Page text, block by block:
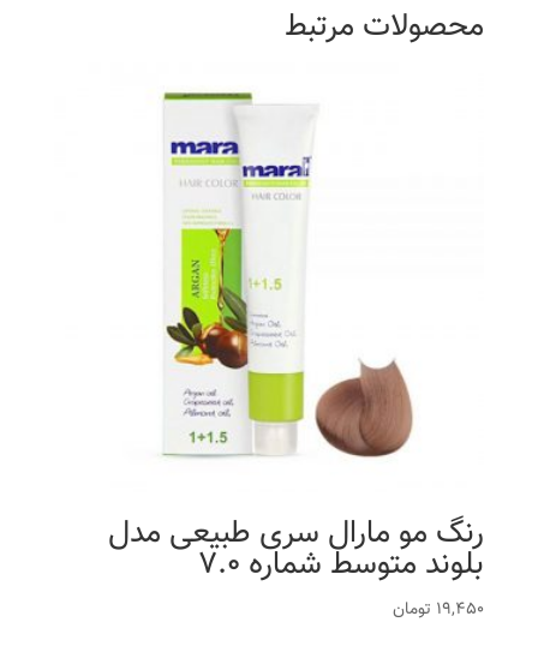
محصولات مرتبط
رنگ مو مارال سری طبیعی مدل
بلوند متوسط شماره 7.0
19,450 تومان